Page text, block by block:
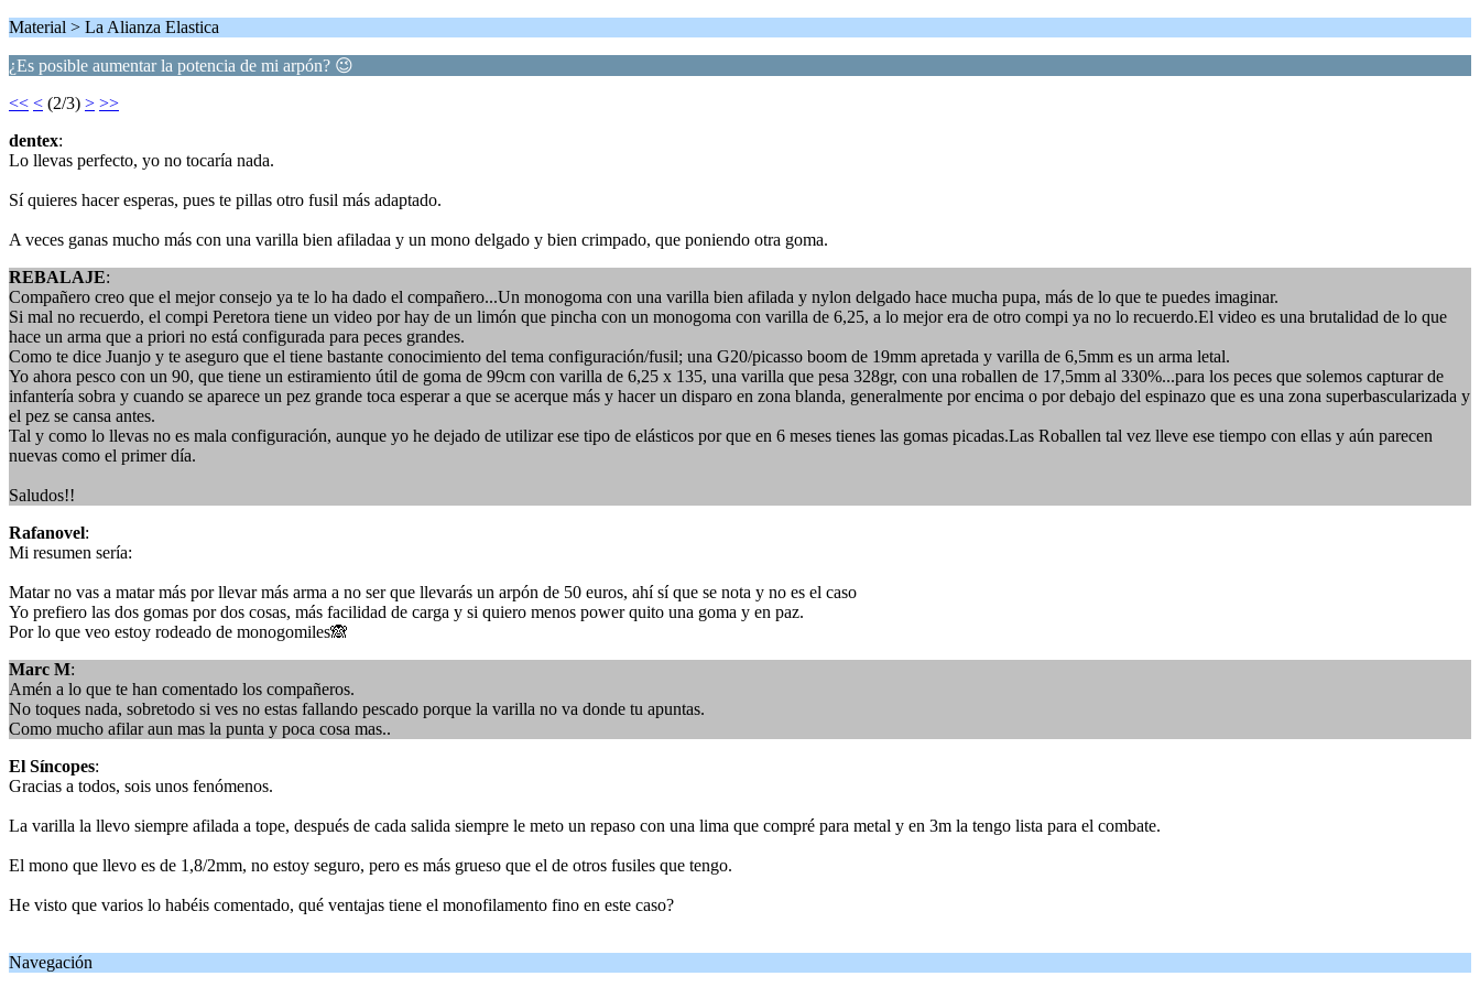
Material > La Alianza Elastica
¿Es posible aumentar la potencia de mi arpón? 😉
<< < (2/3) > >>
dentex:
Lo llevas perfecto, yo no tocaría nada.
Sí quieres hacer esperas, pues te pillas otro fusil más adaptado.
A veces ganas mucho más con una varilla bien afiladaa y un mono delgado y bien crimpado, que poniendo otra goma.
REBALAJE:
Compañero creo que el mejor consejo ya te lo ha dado el compañero...Un monogoma con una varilla bien afilada y nylon delgado hace mucha pupa, más de lo que te puedes imaginar.
Si mal no recuerdo, el compi Peretora tiene un video por hay de un limón que pincha con un monogoma con varilla de 6,25, a lo mejor era de otro compi ya no lo recuerdo.El video es una brutalidad de lo que
hace un arma que a priori no está configurada para peces grandes.
Como te dice Juanjo y te aseguro que el tiene bastante conocimiento del tema configuración/fusil; una G20/picasso boom de 19mm apretada y varilla de 6,5mm es un arma letal.
Yo ahora pesco con un 90, que tiene un estiramiento útil de goma de 99cm con varilla de 6,25 x 135, una varilla que pesa 328gr, con una roballen de 17,5mm al 330%...para los peces que solemos capturar de
infantería sobra y cuando se aparece un pez grande toca esperar a que se acerque más y hacer un disparo en zona blanda, generalmente por encima o por debajo del espinazo que es una zona superbascularizada y
el pez se cansa antes.
Tal y como lo llevas no es mala configuración, aunque yo he dejado de utilizar ese tipo de elásticos por que en 6 meses tienes las gomas picadas.Las Roballen tal vez lleve ese tiempo con ellas y aún parecen
nuevas como el primer día.
Saludos!!
Rafanovel:
Mi resumen sería:
Matar no vas a matar más por llevar más arma a no ser que llevarás un arpón de 50 euros, ahí sí que se nota y no es el caso
Yo prefiero las dos gomas por dos cosas, más facilidad de carga y si quiero menos power quito una goma y en paz.
Por lo que veo estoy rodeado de monogomiles🙈
Marc M:
Amén a lo que te han comentado los compañeros.
No toques nada, sobretodo si ves no estas fallando pescado porque la varilla no va donde tu apuntas.
Como mucho afilar aun mas la punta y poca cosa mas..
El Síncopes:
Gracias a todos, sois unos fenómenos.
La varilla la llevo siempre afilada a tope, después de cada salida siempre le meto un repaso con una lima que compré para metal y en 3m la tengo lista para el combate.
El mono que llevo es de 1,8/2mm, no estoy seguro, pero es más grueso que el de otros fusiles que tengo.
He visto que varios lo habéis comentado, qué ventajas tiene el monofilamento fino en este caso?
Navegación